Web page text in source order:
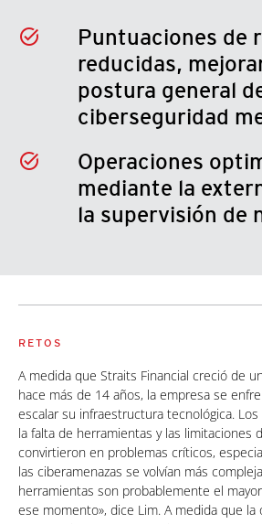
Puntuaciones de
reducidas,
postura general
ciberseguridad
Operaciones
mediante la
la supervisión de
RETOS
A medida que Straits Financial creció de
hace más de 14 años, la empresa se
escalar su infraestructura tecnológica.
la falta de herramientas y las limitaciones
convirtieron en problemas críticos,
las ciberamenazas se volvían más
herramientas son probablemente el
ese momento», dice Lim. A medida que la